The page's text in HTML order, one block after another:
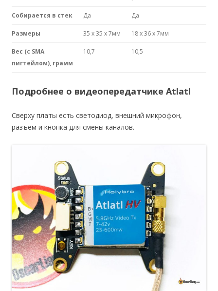
Собирается в стек Да Да
Размеры 35 x 35 x 7мм 18 x 36 x 7мм
Вес (с SMA
пигтейлом), грамм
10,7 10,5
Подробнее о видеопередатчике Atlatl
Сверху платы есть светодиод, внешний микрофон,
разъем и кнопка для смены каналов.